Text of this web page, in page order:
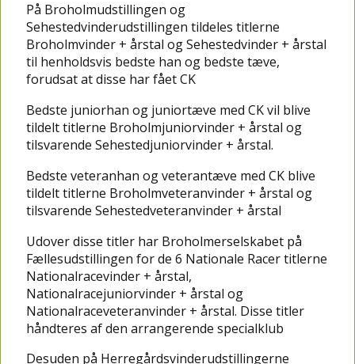
På Broholmudstillingen og
Sehestedvinderudstillingen tildeles titlerne
Broholmvinder + årstal og Sehestedvinder + årstal
til henholdsvis bedste han og bedste tæve,
forudsat at disse har fået CK
Bedste juniorhan og juniortæve med CK vil blive
tildelt titlerne Broholmjuniorvinder + årstal og
tilsvarende Sehestedjuniorvinder + årstal.
Bedste veteranhan og veterantæve med CK blive
tildelt titlerne Broholmveteranvinder + årstal og
tilsvarende Sehestedveteranvinder + årstal
Udover disse titler har Broholmerselskabet på
Fællesudstillingen for de 6 Nationale Racer titlerne
Nationalracevinder + årstal,
Nationalracejuniorvinder + årstal og
Nationalraceveteranvinder + årstal. Disse titler
håndteres af den arrangerende specialklub
Desuden på Herregårdsvinderudstillingerne